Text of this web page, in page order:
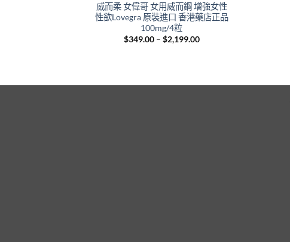
威而柔 女偉哥 女用威而鋼 增強女性
性欲Lovegra 原裝進口 香港藥店正品
100mg/4粒
$349.00 – $2,199.00Price